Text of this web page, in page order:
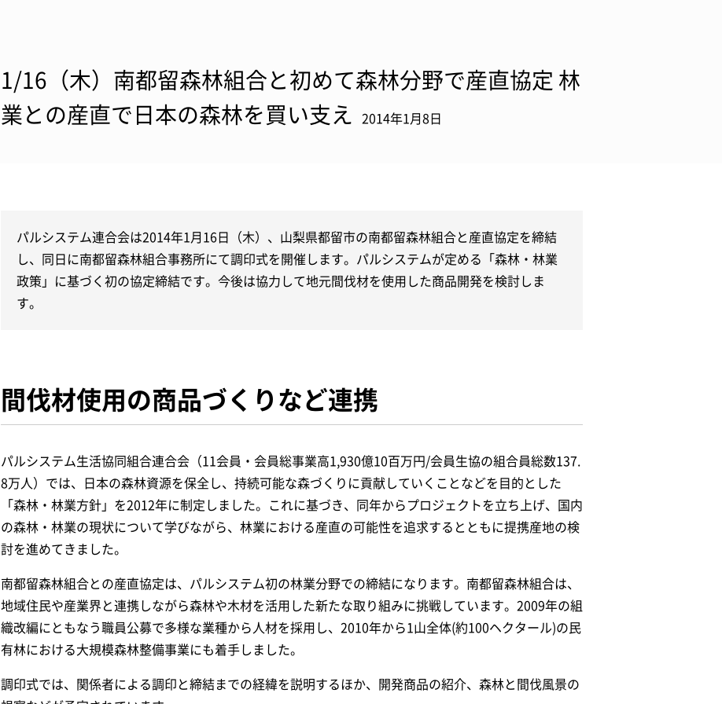
1/16（木）南都留森林組合と初めて森林分野で産直協定 林
業との産直で日本の森林を買い支え
2014年1月8日
パルシステム連合会は2014年1月16日（木）、山梨県都留市の南都留森林組合と産直協定を締結
し、同日に南都留森林組合事務所にて調印式を開催します。パルシステムが定める「森林・林業
政策」に基づく初の協定締結です。今後は協力して地元間伐材を使用した商品開発を検討しま
す。
間伐材使用の商品づくりなど連携
パルシステム生活協同組合連合会（11会員・会員総事業高1,930億10百万円/会員生協の組合員総数137.
8万人）では、日本の森林資源を保全し、持続可能な森づくりに貢献していくことなどを目的とした
「森林・林業方針」を2012年に制定しました。これに基づき、同年からプロジェクトを立ち上げ、国内
の森林・林業の現状について学びながら、林業における産直の可能性を追求するとともに提携産地の検
討を進めてきました。
南都留森林組合との産直協定は、パルシステム初の林業分野での締結になります。南都留森林組合は、
地域住民や産業界と連携しながら森林や木材を活用した新たな取り組みに挑戦しています。2009年の組
織改編にともなう職員公募で多様な業種から人材を採用し、2010年から1山全体(約100ヘクタール)の民
有林における大規模森林整備事業にも着手しました。
調印式では、関係者による調印と締結までの経緯を説明するほか、開発商品の紹介、森林と間伐風景の